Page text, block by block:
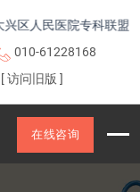
人民医院专科联盟及
010-61228168
[ 访问旧版 ]
在线咨询